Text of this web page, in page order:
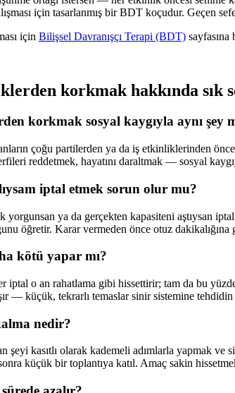
için tasarlanmış bir BDT koçudur. Geçen
için Bilişsel Davranışçı Terapi (BDT)
korkmak hakkında sık
korkmak sosyal kaygıyla aynı şey
çoğu partilerden ya da iş etkinliklerinden
reddetmek, hayatını daraltmak — sosyal
iptal etmek sorun olur mu?
yorgunsan ya da gerçekten kapasiteni aştıysan
öğretir. Karar vermeden önce otuz
kötü yapar mı?
iptal o an rahatlama gibi hissettirir; tam da bu
— küçük, tekrarlı temaslar sinir sistemine tehdidin
nedir?
şeyi kasıtlı olarak kademeli adımlarla yapmak
küçük bir toplantıya katıl. Amaç sakin